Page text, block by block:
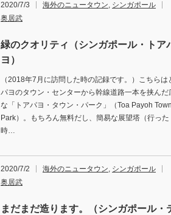
2020/7/3 海外のニュータウン, シンガポール
奥居武
緑のクオリティ（シンガポール・トア
ヨ）
（2018年7月に訪問した時の記録です。）こちらは
パヨのタウン・センターから幹線道路一本を挟んだ
な「トアパヨ・タウン・パーク」（Toa Payoh Town
Park）。もちろん無料だし、簡易な展望塔（行った
時…
2020/7/2 海外のニュータウン, シンガポール
奥居武
まだまだ造ります。（シンガポール・